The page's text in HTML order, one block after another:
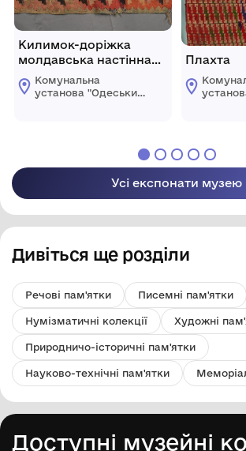
Килимок-доріжка
молдавська настінна
"Перітар"
Комунальна
установа "Одеський
Плахта
Усі експонати музею
Дивіться ще розділи
Речові пам'ятки Писемні пам'ятки
Нумізматичні колекції Художні
Природничо-історичні пам'ятки
Науково-технічні пам'ятки
Доступні музейні